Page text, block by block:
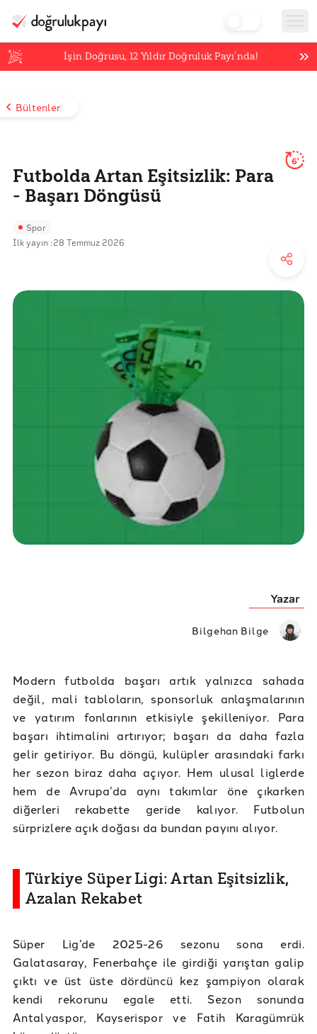
İşin Doğrusu,12 Yıldır Doğruluk Payı’nda!
Bültenler
Futbolda Artan Eşitsizlik: Para
- Başarı Döngüsü
6'
Spor
İlk yayın :28 Temmuz 2026
Yazar
Bilgehan Bilge
Modern futbolda başarı artık yalnızca sahada
değil, mali tabloların, sponsorluk anlaşmalarının
ve yatırım fonlarının etkisiyle şekilleniyor. Para
başarı ihtimalini artırıyor; başarı da daha fazla
gelir getiriyor. Bu döngü, kulüpler arasındaki farkı
her sezon biraz daha açıyor. Hem ulusal liglerde
hem de Avrupa’da aynı takımlar öne çıkarken
diğerleri rekabette geride kalıyor. Futbolun
sürprizlere açık doğası da bundan payını alıyor.
Türkiye Süper Ligi: Artan Eşitsizlik,
Azalan Rekabet
Süper Lig’de 2025-26 sezonu sona erdi.
Galatasaray, Fenerbahçe ile girdiği yarıştan galip
çıktı ve üst üste dördüncü kez şampiyon olarak
kendi rekorunu egale etti. Sezon sonunda
Antalyaspor, Kayserispor ve Fatih Karagümrük